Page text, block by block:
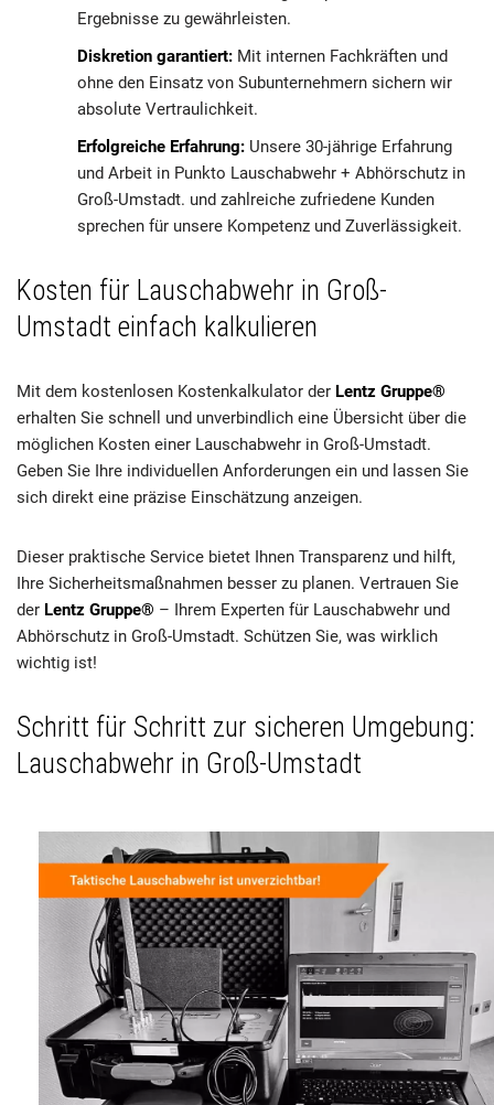
Ergebnisse zu gewährleisten.
Diskretion garantiert: Mit internen Fachkräften und
ohne den Einsatz von Subunternehmern sichern wir
absolute Vertraulichkeit.
Erfolgreiche Erfahrung: Unsere 30-jährige Erfahrung
und Arbeit in Punkto Lauschabwehr + Abhörschutz in
Groß-Umstadt. und zahlreiche zufriedene Kunden
sprechen für unsere Kompetenz und Zuverlässigkeit.
Kosten für Lauschabwehr in Groß-
Umstadt einfach kalkulieren
Mit dem kostenlosen Kostenkalkulator der Lentz Gruppe®
erhalten Sie schnell und unverbindlich eine Übersicht über die
möglichen Kosten einer Lauschabwehr in Groß-Umstadt.
Geben Sie Ihre individuellen Anforderungen ein und lassen Sie
sich direkt eine präzise Einschätzung anzeigen.
Dieser praktische Service bietet Ihnen Transparenz und hilft,
Ihre Sicherheitsmaßnahmen besser zu planen. Vertrauen Sie
der Lentz Gruppe® – Ihrem Experten für Lauschabwehr und
Abhörschutz in Groß-Umstadt. Schützen Sie, was wirklich
wichtig ist!
Schritt für Schritt zur sicheren Umgebung:
Lauschabwehr in Groß-Umstadt